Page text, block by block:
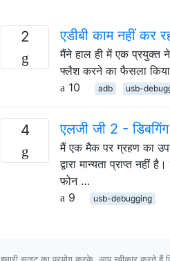
2 एडीबी काम नहीं कर
मैंने हाल ही में एक प्रयुक्त
फ्लैश करने का फैसला
10
adb usb-
4 एलजी जी 2 -
मैं एक मैक पर ग्रहण का
द्वारा मान्यता प्राप्त
फोन …
9
usb-debugging